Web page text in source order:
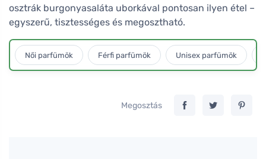
osztrák burgonyasaláta uborkával pontosan ilyen étel –
egyszerű, tisztességes és megosztható.
Női parfümök Férfi parfümök Unisex parfümök
Megosztás